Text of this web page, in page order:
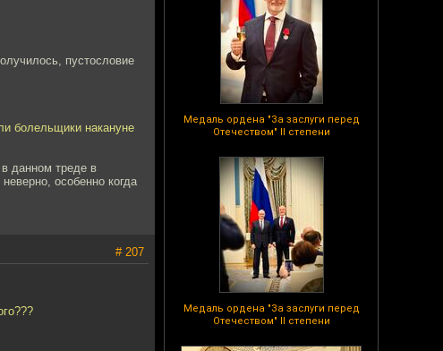
Медаль ордена "За заслуги перед
Отечеством" II степени
Медаль ордена "За заслуги перед
Отечеством" II степени
пустословие
болельщики накануне
данном треде в
особенно когда
# 207